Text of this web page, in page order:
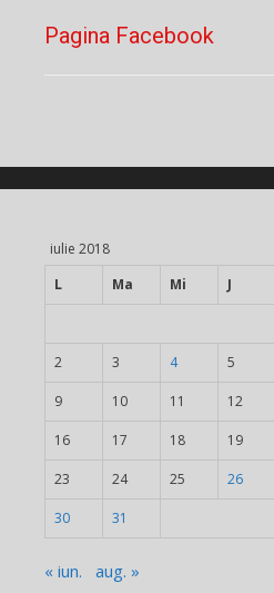
Pagina Facebook
iulie 2018
L
Ma Mi J
2 3 4 5
9 10 11 12
16 17 18 19
23 24 25 26
30 31
« iun. aug. »